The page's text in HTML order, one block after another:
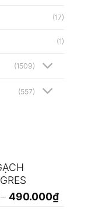
(17)
(1)
(1509)
(557)
– 490.000₫Khoảng